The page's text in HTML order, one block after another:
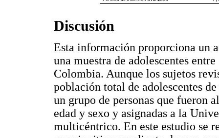
Discusión
Esta información proporciona un
una muestra de adolescentes
Colombia. Aunque los sujetos
población total de adolescentes
un grupo de personas que fueron
edad y sexo y asignadas a la
multicéntrico. En este estudio se